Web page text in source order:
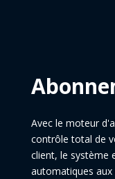
Avec le moteur
contrôle total de
client, le système
automatiques aux